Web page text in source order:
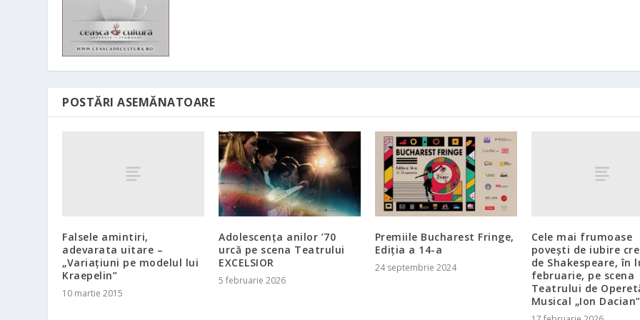
POSTĂRI ASEMĂNATOARE
Falsele amintiri,
adevarata uitare –
„Variațiuni pe modelul lui
Kraepelin”
10 martie 2015
Adolescența anilor ’70
urcă pe scena Teatrului
EXCELSIOR
5 februarie 2026
Premiile Bucharest Fringe,
Ediția a 14-a
24 septembrie 2024
Cele mai frumoase
povești de iubire
de Shakespeare, în
februarie, pe scena
Teatrului de
Musical „Ion Dacian”